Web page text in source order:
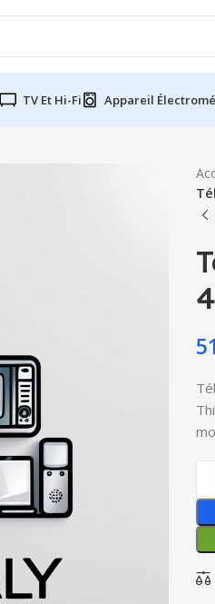
TV Et Hi-Fi Appareil